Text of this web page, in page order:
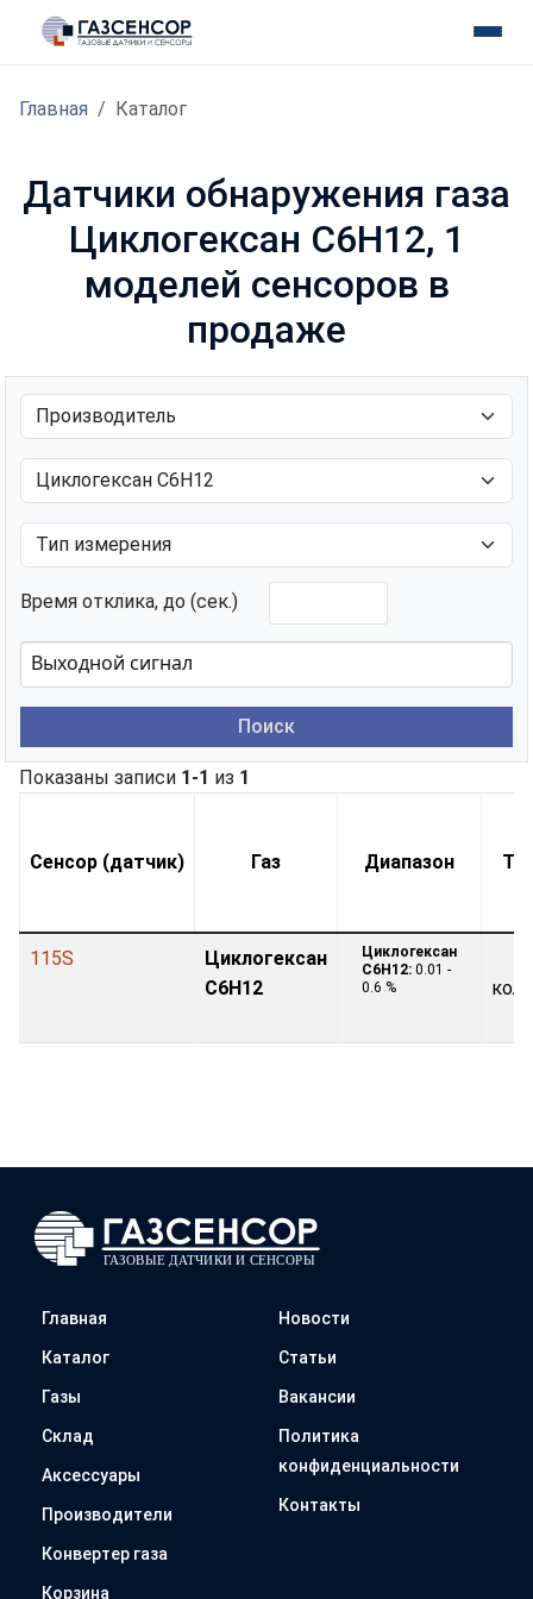
Главная Каталог
Датчики обнаружения газа
Циклогексан C6H12, 1
моделей сенсоров в
продаже
Время отклика, до (сек.)
Поиск
Показаны записи 1-1 из 1
Сенсор (датчик) Газ Диапазон
115S
Циклогексан
C6H12
Циклогексан
C6H12: 0.01 -
0.6 %
Главная
Каталог
Газы
Склад
Аксессуары
Производители
Конвертер газа
Корзина
Новости
Статьи
Вакансии
Политика
конфиденциальности
Контакты